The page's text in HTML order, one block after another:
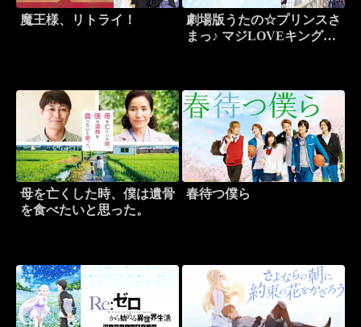
魔王様、リトライ！
劇場版うたの☆プリンスさ
まっ♪ マジLOVEキングダ
母を亡くした時、僕は遺骨
を食べたいと思った。
春待つ僕ら